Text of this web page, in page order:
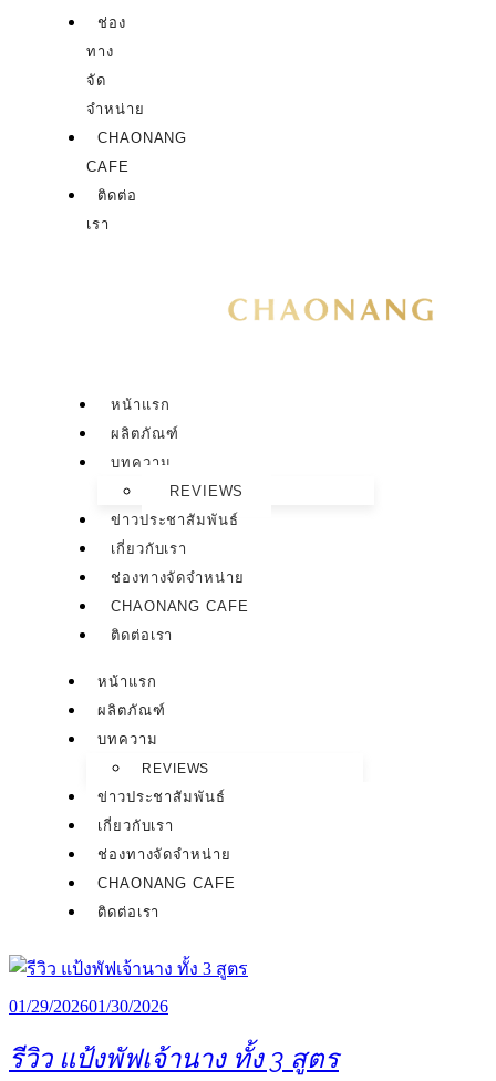
ช่อง
ทาง
จัด
จำหน่าย
CHAONANG
CAFE
ติดต่อ
เรา
หน้าแรก
ผลิตภัณฑ์
บทความ
REVIEWS
ข่าวประชาสัมพันธ์
เกี่ยวกับเรา
ช่องทางจัดจำหน่าย
CHAONANG CAFE
ติดต่อเรา
หน้าแรก
ผลิตภัณฑ์
บทความ
REVIEWS
ข่าวประชาสัมพันธ์
เกี่ยวกับเรา
ช่องทางจัดจำหน่าย
CHAONANG CAFE
ติดต่อเรา
01/29/202601/30/2026
รีวิว แป้งพัฟเจ้านาง ทั้ง 3 สูตร